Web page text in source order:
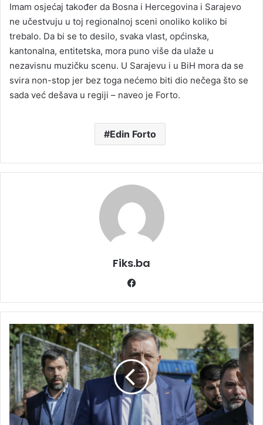
Imam osjećaj također da Bosna i Hercegovina i Sarajevo
ne učestvuju u toj regionalnoj sceni onoliko koliko bi
trebalo. Da bi se to desilo, svaka vlast, općinska,
kantonalna, entitetska, mora puno više da ulaže u
nezavisnu muzičku scenu. U Sarajevu i u BiH mora da se
svira non-stop jer bez toga nećemo biti dio nečega što se
sada već dešava u regiji – naveo je Forto.
Edin Forto
Fiks.ba
Sljedeće
sedmice
počinje
suđenje
Miloradu
Dodiku